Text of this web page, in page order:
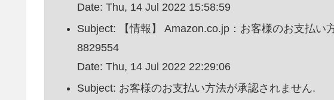
Date: Thu, 14 Jul 2022 15:58:59
Subject: 【情報】 Amazon.co.jp：お客様のお支払い
8829554
Date: Thu, 14 Jul 2022 22:29:06
Subject: お客様のお支払い方法が承認されません.